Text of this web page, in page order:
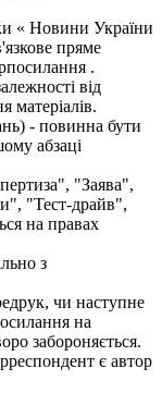
« Новини України
пряме
.
від
матеріалів.
- повинна бути
абзаці
"Заява",
"Тест-драйв",
на правах
з
чи наступне
на
забороняється.
є автор